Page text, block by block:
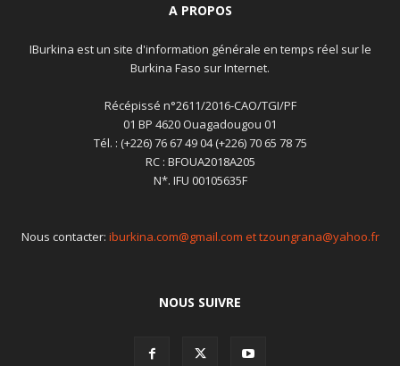
A PROPOS
IBurkina est un site d'information générale en temps réel sur le
Burkina Faso sur Internet.
Récépissé n°2611/2016-CAO/TGI/PF
01 BP 4620 Ouagadougou 01
Tél. : (+226) 76 67 49 04 (+226) 70 65 78 75
RC : BFOUA2018A205
N*. IFU 00105635F
Nous contacter: iburkina.com@gmail.com et tzoungrana@yahoo.fr
NOUS SUIVRE